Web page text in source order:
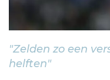
"Zelden zo een
helften"